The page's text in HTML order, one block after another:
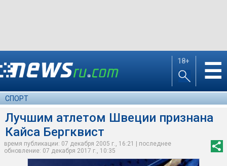
18+ ☰
СПОРТ
Лучшим атлетом Швеции признана
Кайса Бергквист
время публикации: 07 декабря 2005 г., 16:21 | последнее
обновление: 07 декабря 2017 г., 10:35